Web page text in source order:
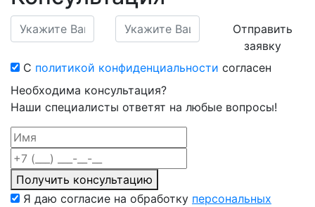
Отправить
заявку
С политикой конфиденциальности согласен
Необходима консультация?
Наши специалисты ответят на любые вопросы!
Получить консультацию
Я даю согласие на обработку персональных